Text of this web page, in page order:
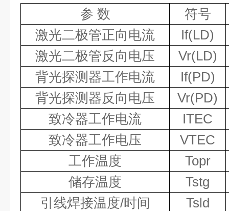
参 数
符号
激光二极管正向电流
If(LD)
激光二极管反向电压
Vr(LD)
背光探测器工作电流
If(PD)
背光探测器反向电压
Vr(PD)
致冷器工作电流
ITEC
致冷器工作电压
VTEC
工作温度
Topr
储存温度
Tstg
引线焊接温度/时间
Tsld